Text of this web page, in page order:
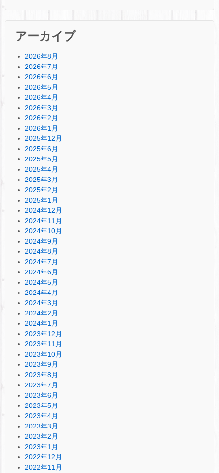
アーカイブ
2026年8月
2026年7月
2026年6月
2026年5月
2026年4月
2026年3月
2026年2月
2026年1月
2025年12月
2025年6月
2025年5月
2025年4月
2025年3月
2025年2月
2025年1月
2024年12月
2024年11月
2024年10月
2024年9月
2024年8月
2024年7月
2024年6月
2024年5月
2024年4月
2024年3月
2024年2月
2024年1月
2023年12月
2023年11月
2023年10月
2023年9月
2023年8月
2023年7月
2023年6月
2023年5月
2023年4月
2023年3月
2023年2月
2023年1月
2022年12月
2022年11月